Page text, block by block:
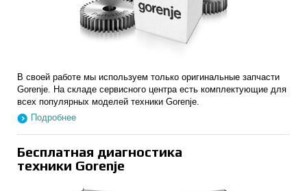
В своей работе мы используем только оригинальные запчасти
Gorenje. На складе сервисного центра есть комплектующие для
всех популярных моделей техники Gorenje.
Подробнее
Бесплатная диагностика
техники Gorenje